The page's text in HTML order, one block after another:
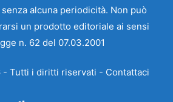
alcuna periodicità. Non può
un prodotto editoriale ai sensi
n. 62 del 07.03.2001
Tutti i diritti riservati - Contattaci